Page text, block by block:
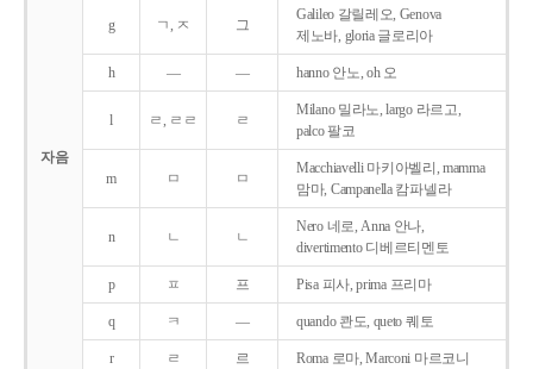
자음
g ㄱ, ㅈ 그
Galileo 갈릴레오, Genova
제노바, gloria 글로리아
h ― ― hanno 안노, oh 오
l ㄹ, ㄹㄹ ㄹ
Milano 밀라노, largo 라르고,
palco 팔코
m ㅁ ㅁ
Macchiavelli 마키아벨리, mamma
맘마, Campanella 캄파넬라
n ㄴ ㄴ
Nero 네로, Anna 안나,
divertimento 디베르티멘토
p ㅍ 프 Pisa 피사, prima 프리마
q ㅋ ― quando 콴도, queto 퀘토
r ㄹ 르 Roma 로마, Marconi 마르코니